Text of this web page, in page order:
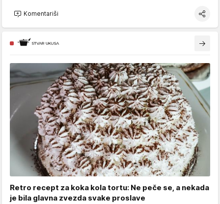
Komentariši
Retro recept za koka kola tortu: Ne peče se, a nekada
je bila glavna zvezda svake proslave